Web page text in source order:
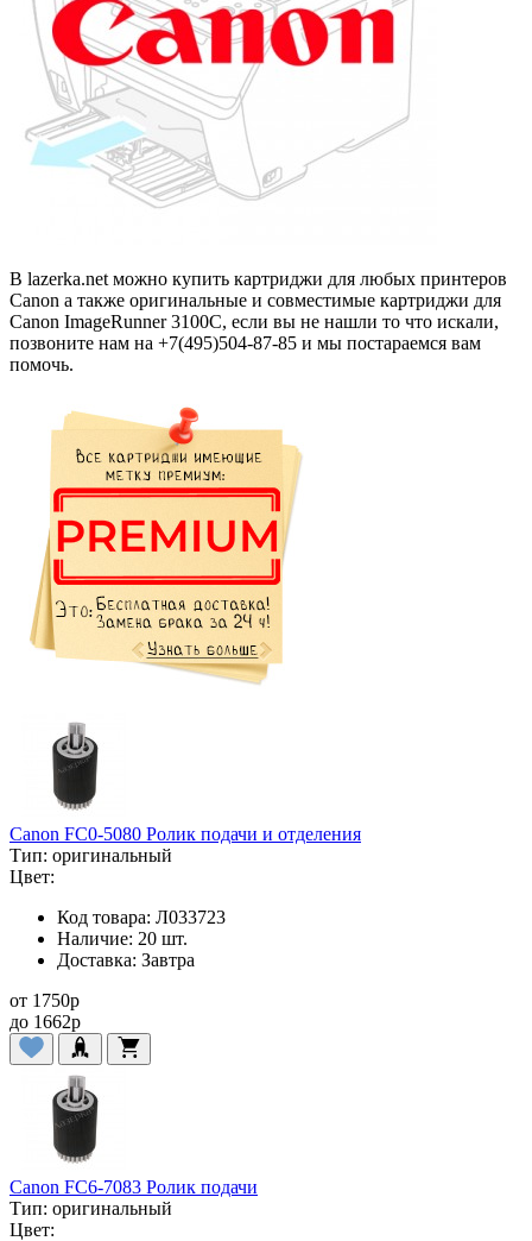
В lazerka.net можно купить картриджи для любых принтеров
Canon а также оригинальные и совместимые картриджи для
Canon ImageRunner 3100C, если вы не нашли то что искали,
позвоните нам на +7(495)504-87-85 и мы постараемся вам
помочь.
Canon FC0-5080 Ролик подачи и отделения
Тип: оригинальный
Цвет:
Код товара: Л033723
Наличие: 20 шт.
Доставка: Завтра
от 1750p
до 1662p
Canon FC6-7083 Ролик подачи
Тип: оригинальный
Цвет: